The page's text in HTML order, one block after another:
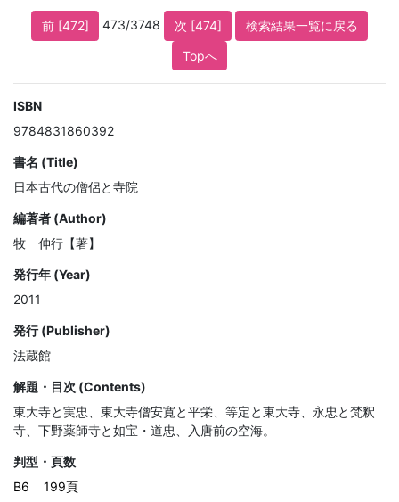
前 [472] 473/3748 次 [474]
検索結果一覧に戻る
Topへ
ISBN
9784831860392
書名 (Title)
日本古代の僧侶と寺院
編著者 (Author)
牧 伸行【著】
発行年 (Year)
2011
発行 (Publisher)
法蔵館
解題・目次 (Contents)
東大寺と実忠、東大寺僧安寛と平栄、等定と東大寺、永忠と梵釈
寺、下野薬師寺と如宝・道忠、入唐前の空海。
判型・頁数
B6
199頁